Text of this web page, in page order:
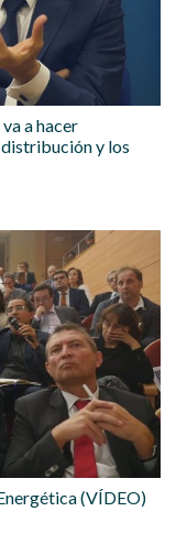
a hacer
y los
(VÍDEO)